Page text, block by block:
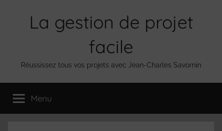
La gestion de projet
facile
Réussissez tous vos projets avec Jean-Charles Savornin
Menu